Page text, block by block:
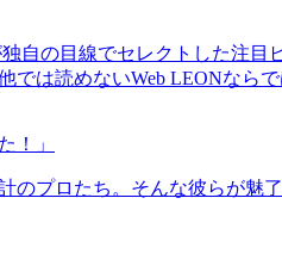
自の目線でセレクトした注
では読めないWeb LEONなら
！」
のプロたち。そんな彼らが魅